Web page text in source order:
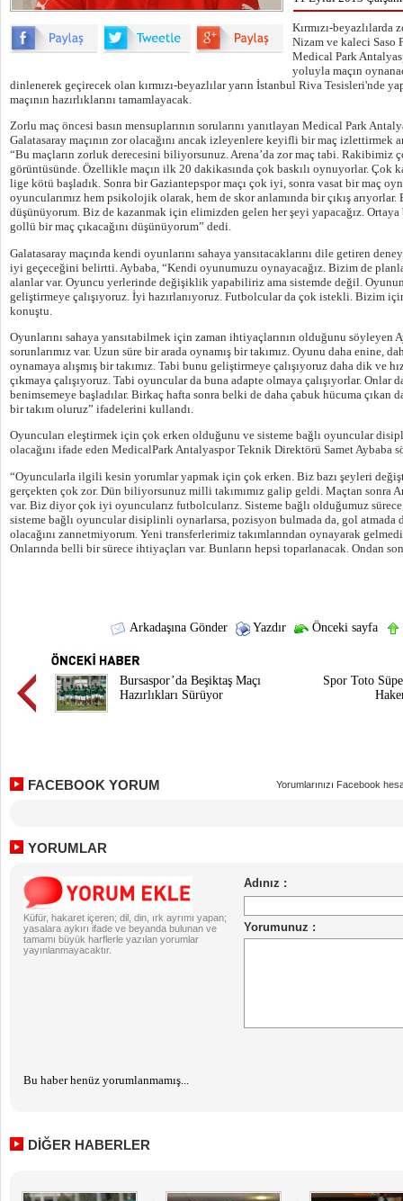
Kırmızı-beyazlılarda
Nizam ve kaleci Saso
Medical Park
yoluyla maçın
dinlenerek geçirecek olan kırmızı-beyazlılar yarın İstanbul Riva Tesisleri'nde
maçının hazırlıklarını tamamlayacak.
Zorlu maç öncesi basın mensuplarının sorularını yanıtlayan Medical Park
Galatasaray maçının zor olacağını ancak izleyenlere keyifli bir maç izlettirmek
“Bu maçların zorluk derecesini biliyorsunuz. Arena’da zor maç tabi. Rakibimiz
görüntüsünde. Özellikle maçın ilk 20 dakikasında çok baskılı oynuyorlar. Çok
lige kötü başladık. Sonra bir Gaziantepspor maçı çok iyi, sonra vasat bir maç
oyuncularımız hem psikolojik olarak, hem de skor anlamında bir çıkış
düşünüyorum. Biz de kazanmak için elimizden gelen her şeyi yapacağız.
gollü bir maç çıkacağını düşünüyorum” dedi.
Galatasaray maçında kendi oyunlarını sahaya yansıtacaklarını dile getiren
iyi geçeceğini belirtti. Aybaba, “Kendi oyunumuzu oynayacağız. Bizim de
alanlar var. Oyuncu yerlerinde değişiklik yapabiliriz ama sistemde değil. Oyunun
geliştirmeye çalışıyoruz. İyi hazırlanıyoruz. Futbolcular da çok istekli. Bizim
konuştu.
Oyunlarını sahaya yansıtabilmek için zaman ihtiyaçlarının olduğunu söyleyen
sorunlarımız var. Uzun süre bir arada oynamış bir takımız. Oyunu daha enine,
oynamaya alışmış bir takımız. Tabi bunu geliştirmeye çalışıyoruz daha dik ve
çıkmaya çalışıyoruz. Tabi oyuncular da buna adapte olmaya çalışıyorlar.
benimsemeye başladılar. Birkaç hafta sonra belki de daha çabuk hücuma çıkan
bir takım oluruz” ifadelerini kullandı.
Oyuncuları eleştirmek için çok erken olduğunu ve sisteme bağlı oyuncular
olacağını ifade eden MedicalPark Antalyaspor Teknik Direktörü Samet Aybaba
“Oyuncularla ilgili kesin yorumlar yapmak için çok erken. Biz bazı şeyleri
gerçekten çok zor. Dün biliyorsunuz milli takımımız galip geldi. Maçtan sonra
var. Biz diyor çok iyi oyuncularız futbolcularız. Sisteme bağlı olduğumuz
sisteme bağlı oyuncular disiplinli oynarlarsa, pozisyon bulmada da, gol atmada
olacağını zannetmiyorum. Yeni transferlerimiz takımlarından oynayarak
Onlarında belli bir sürece ihtiyaçları var. Bunların hepsi toparlanacak. Ondan
Arkadaşına Gönder Yazdır Önceki sayfa
Bursaspor’da Beşiktaş Maçı
Hazırlıkları Sürüyor
Spor Toto
FACEBOOK YORUM Yorumlarınızı Facebook
YORUMLAR
Küfür, hakaret içeren; dil, din, ırk ayrımı yapan;
yasalara aykırı ifade ve beyanda bulunan ve
tamamı büyük harflerle yazılan yorumlar
yayınlanmayacaktır.
Bu haber henüz yorumlanmamış...
DİĞER HABERLER